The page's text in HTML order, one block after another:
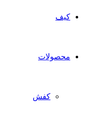
کیف
محصولات
کفش